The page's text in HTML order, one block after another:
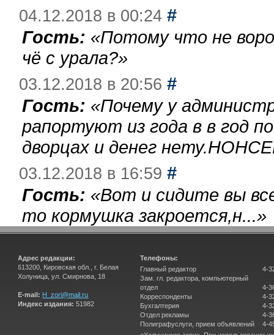
04.12.2018 в 00:24 #
Гость: «Потому что не
чё с урала?»
03.12.2018 в 20:56 #
Гость: «Почему у
рапортуют из года в в год
дворцах и денег
03.12.2018 в 16:59 #
Гость: «Вот и сидите вы
то кормушка закроется,н...»
Адрес редакции:
613200, Кировская обл., г. Белая
Холуница, ул. Смирнова, 18
E-mail: H_zori@mail.ru
Индекс издания: 51982
Телефоны:
Главный редактор
Зам. гл. редактора, компьютерный
отдел
Корреспонденты
Бухгалтерия
Отдел рекламы
Полиграфуслуги, прием объявлений
4-
4-
4-
4-
4-
4-